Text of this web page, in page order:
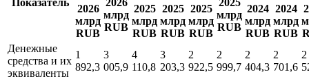
2026
млрд
RUB
млрд
RUB
2025
млрд
RUB
2025
млрд
RUB
2025
млрд
RUB
млрд
RUB
2024
млрд
RUB
2024
млрд
RUB
Денежные
средства и их
эквиваленты
1
892,3
3
005,9
4
110,8
3
203,3
2
922,5
2
999,7
2
404,3
2
701,6
2